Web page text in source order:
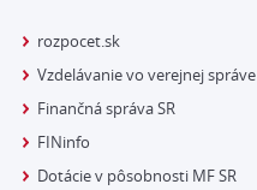
rozpocet.sk
Vzdelávanie vo verejnej správe
Finančná správa SR
FINinfo
Dotácie v pôsobnosti MF SR